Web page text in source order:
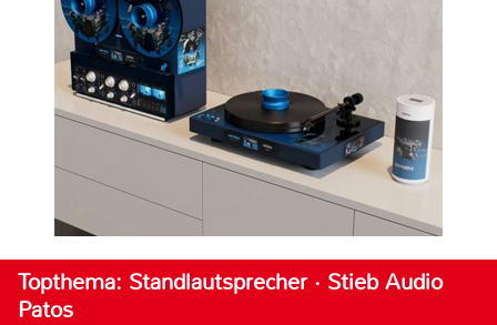
Topthema: Standlautsprecher · Stieb Audio
Patos